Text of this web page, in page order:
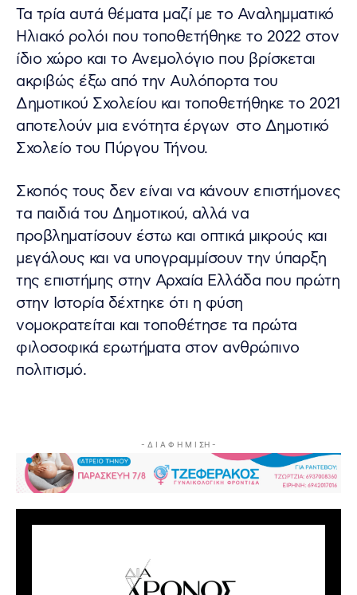
Τα τρία αυτά θέματα μαζί με το Αναλημματικό
Ηλιακό ρολόι που τοποθετήθηκε το 2022 στον
ίδιο χώρο και το Ανεμολόγιο που βρίσκεται
ακριβώς έξω από την Αυλόπορτα του
Δημοτικού Σχολείου και τοποθετήθηκε το 2021
αποτελούν μια ενότητα έργων στο Δημοτικό
Σχολείο του Πύργου Τήνου.
Σκοπός τους δεν είναι να κάνουν επιστήμονες
τα παιδιά του Δημοτικού, αλλά να
προβληματίσουν έστω και οπτικά μικρούς και
μεγάλους και να υπογραμμίσουν την ύπαρξη
της επιστήμης στην Αρχαία Ελλάδα που πρώτη
στην Ιστορία δέχτηκε ότι η φύση
νομοκρατείται και τοποθέτησε τα πρώτα
φιλοσοφικά ερωτήματα στον ανθρώπινο
πολιτισμό.
- Δ Ι Α Φ Η Μ Ι ΣΗ -